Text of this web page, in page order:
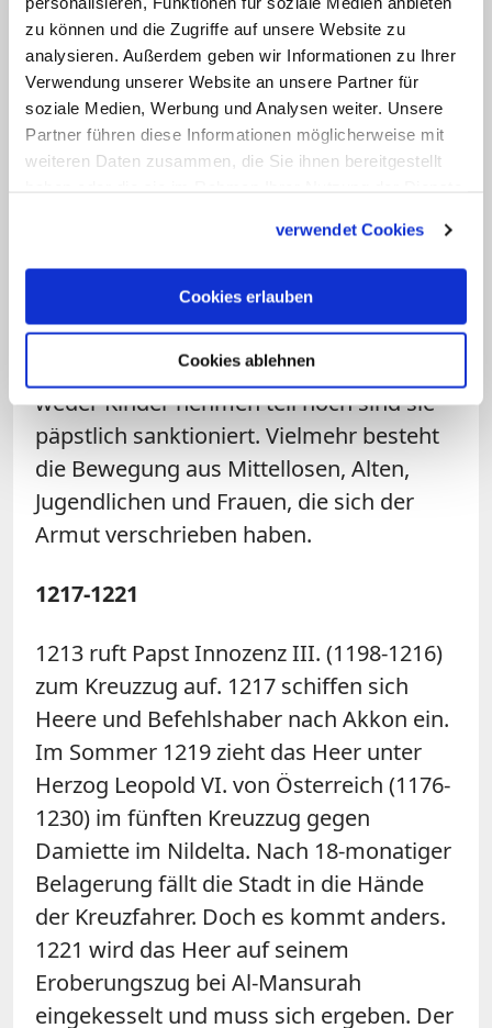
zu können und die Zugriffe auf unsere Website zu
analysieren. Außerdem geben wir Informationen zu Ihrer
Verwendung unserer Website an unsere Partner für
soziale Medien, Werbung und Analysen weiter. Unsere
Partner führen diese Informationen möglicherweise mit
weiteren Daten zusammen, die Sie ihnen bereitgestellt
verwendet Cookies
Cookies erlauben
Cookies ablehnen
Bosporus auf Dauer schwächen. Zudem
vertieft die Eroberung einen bis heute
nicht ganz eingeebneten Graben
zwischen griechischen und lateinischen
Christen.
Das Ziel des als "Kinderkreuzzug" in die
Geschichte eingegangenen
Unternehmens war die Nachfolge
Christis. Der Name ist irreführend, denn
weder Kinder nehmen teil noch sind sie
päpstlich sanktioniert. Vielmehr besteht
die Bewegung aus Mittellosen, Alten,
Jugendlichen und Frauen, die sich der
Armut verschrieben haben.
1217-1221
1213 ruft Papst Innozenz III. (1198-1216)
zum Kreuzzug auf. 1217 schiffen sich
Heere und Befehlshaber nach Akkon ein.
Im Sommer 1219 zieht das Heer unter
Herzog Leopold VI. von Österreich (1176-
1230) im fünften Kreuzzug gegen
Damiette im Nildelta. Nach 18-monatiger
Belagerung fällt die Stadt in die Hände
der Kreuzfahrer. Doch es kommt anders.
1221 wird das Heer auf seinem
Eroberungszug bei Al-Mansurah
eingekesselt und muss sich ergeben. Der